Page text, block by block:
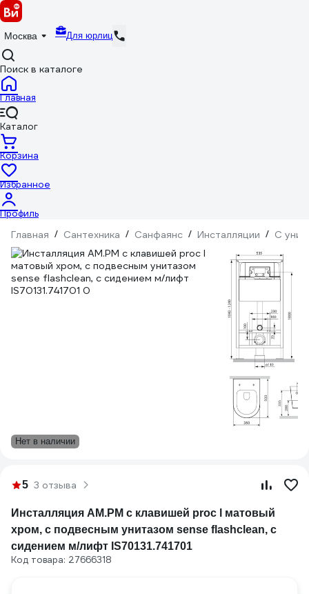
Москва Для юрлиц
Поиск в каталоге
Главная
Каталог
Корзина
Избранное
Профиль
Главная / Сантехника / Санфаянс / Инсталляции / С
Нет в наличии
5 3 отзыва
Инсталляция AM.PM с клавишей proc l матовый
хром, с подвесным унитазом sense flashclean, с
сидением м/лифт IS70131.741701
Код товара: 27666318